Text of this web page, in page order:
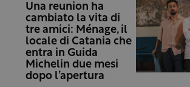
Una reunion ha
cambiato la vita di
tre amici: Ménage, il
locale di Catania che
entra in Guida
Michelin due mesi
dopo l’apertura